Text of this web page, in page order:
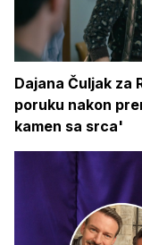
Dajana Čuljak za
poruku nakon
kamen sa srca'